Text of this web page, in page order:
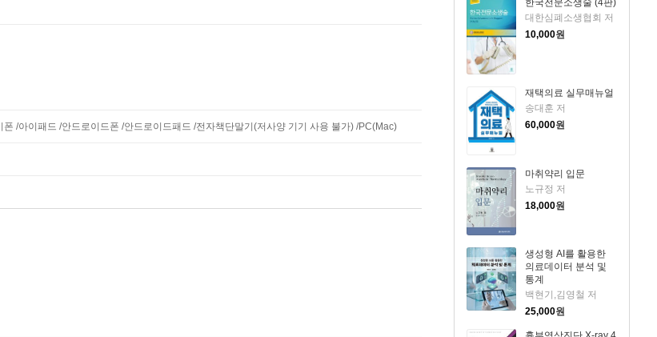
대한심폐소생협회 저
10,000원
재택의료 실무매뉴얼
송대훈 저
60,000원
마취약리 입문
노규정 저
18,000원
생성형 AI를 활용한
의료데이터 분석 및
통계
백현기,김영철 저
25,000원
/아이패드 /안드로이드폰 /안드로이드패드 /전자책단말기(저사양 기기 사용 불가) /PC(Mac)